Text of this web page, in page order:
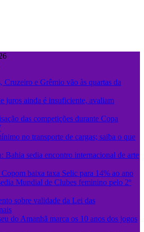
Cruzeiro e Grêmio vão às quartas da
juros ainda é insuficiente, avaliam
das competições durante Copa
no transporte de cargas; saiba o que
Bahia sedia encontro internacional de arte
baixa taxa Selic para 14% ao ano
Mundial de Clubes feminino pelo 2º
sobre validade da Lei das
do Amanhã marca os 10 anos dos jogos